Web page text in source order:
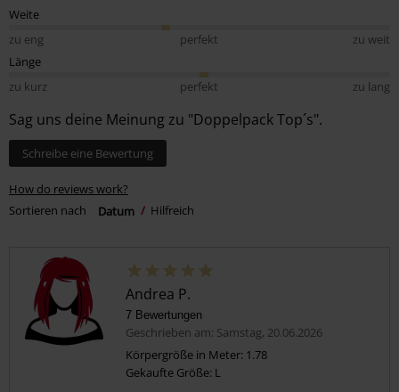
Weite
zu eng
perfekt
zu weit
Länge
zu kurz
perfekt zu lang
Sag uns deine Meinung zu "Doppelpack Top´s".
Schreibe eine Bewertung
How do reviews work?
Sortieren nach
Datum Hilfreich
Andrea P.
7 Bewertungen
Geschrieben am: Samstag, 20.06.2026
Körpergröße in Meter: 1.78
Gekaufte Größe: L